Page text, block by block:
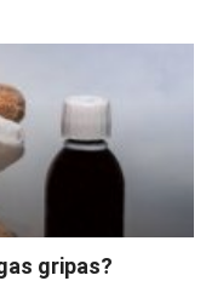
gripas?